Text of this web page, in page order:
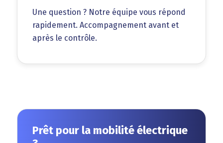
Une question ? Notre équipe vous répond
rapidement. Accompagnement avant et
après le contrôle.
Prêt pour la mobilité électrique